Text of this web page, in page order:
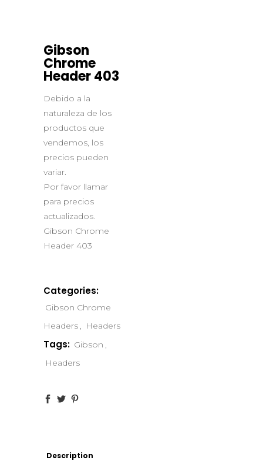
Gibson
Chrome
Header 403
Debido a la
naturaleza de los
productos que
vendemos, los
precios pueden
variar.
Por favor llamar
para precios
actualizados.
Gibson Chrome
Header 403
Categories:
Gibson Chrome
Headers , Headers
Tags: Gibson ,
Headers
Description